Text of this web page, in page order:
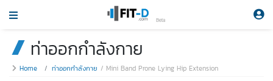
Beta
ท่าออกกำลังกาย
Home ท่าออกกำลังกาย Mini Band Prone Lying Hip Extension